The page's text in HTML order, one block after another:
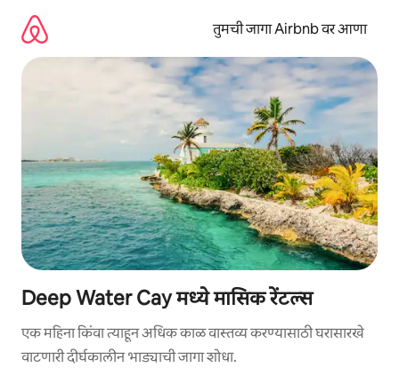
तुमची जागा Airbnb वर आणा
Deep Water Cay मध्ये मासिक रेंटल्स
एक महिना किंवा त्याहून अधिक काळ वास्तव्य करण्यासाठी घरासारखे
वाटणारी दीर्घकालीन भाड्याची जागा शोधा.